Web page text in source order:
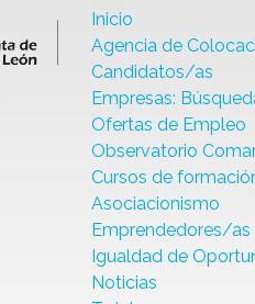
Inicio
Agencia de
Candidatos/as
Empresas:
Ofertas de Empleo
Observatorio
Cursos de
Asociacionismo
Emprendedores/as
Igualdad de
Noticias